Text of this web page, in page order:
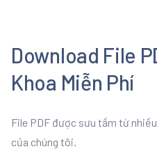
Download File
Khoa Miễn Phí
File PDF được sưu tầm từ
của chúng tôi.